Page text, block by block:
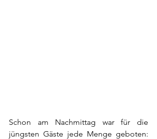
Schon am Nachmittag war für die
jüngsten Gäste jede Menge geboten: